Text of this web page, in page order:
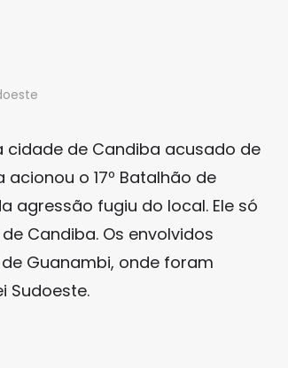
cidade de Candiba acusado de
o 17º Batalhão de
agressão fugiu do local. Ele só
Candiba. Os envolvidos
Guanambi, onde foram
Sudoeste.